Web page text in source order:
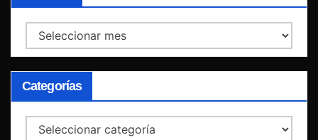
Archivos
Categorías
Categorías